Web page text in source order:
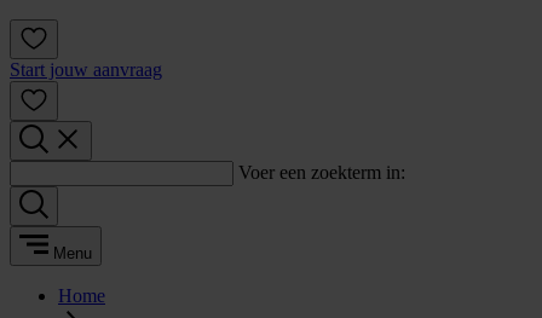
Start jouw aanvraag
Voer een zoekterm in:
Menu
Home